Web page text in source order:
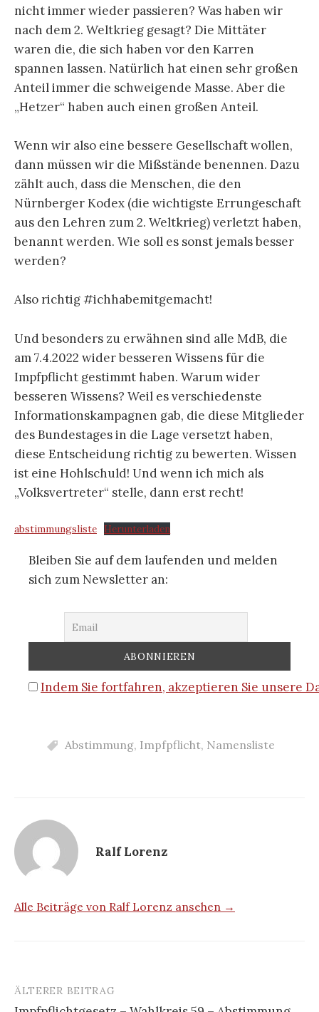
nicht immer wieder passieren? Was haben wir
nach dem 2. Weltkrieg gesagt? Die Mittäter
waren die, die sich haben vor den Karren
spannen lassen. Natürlich hat einen sehr großen
Anteil immer die schweigende Masse. Aber die
„Hetzer“ haben auch einen großen Anteil.
Wenn wir also eine bessere Gesellschaft wollen,
dann müssen wir die Mißstände benennen. Dazu
zählt auch, dass die Menschen, die den
Nürnberger Kodex (die wichtigste Errungeschaft
aus den Lehren zum 2. Weltkrieg) verletzt haben,
benannt werden. Wie soll es sonst jemals besser
werden?
Also richtig #ichhabemitgemacht!
Und besonders zu erwähnen sind alle MdB, die
am 7.4.2022 wider besseren Wissens für die
Impfpflicht gestimmt haben. Warum wider
besseren Wissens? Weil es verschiedenste
Informationskampagnen gab, die diese Mitglieder
des Bundestages in die Lage versetzt haben,
diese Entscheidung richtig zu bewerten. Wissen
ist eine Hohlschuld! Und wenn ich mich als
„Volksvertreter“ stelle, dann erst recht!
abstimmungsliste Herunterladen
Bleiben Sie auf dem laufenden und melden
sich zum Newsletter an:
Indem Sie fortfahren, akzeptieren Sie unsere
Abstimmung, Impfpflicht, Namensliste
Ralf Lorenz
Alle Beiträge von Ralf Lorenz ansehen →
Beitrags-
ÄLTERER BEITRAG